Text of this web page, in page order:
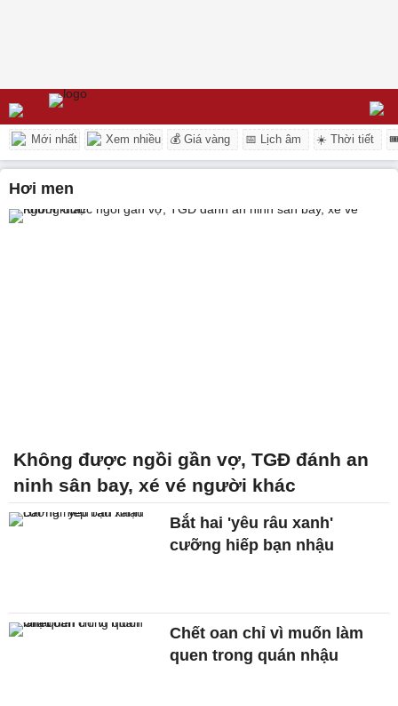
Mới nhất Xem nhiều 💰 Giá vàng 📅 Lịch âm ☀️ Thời tiết
hơi men
Không được ngồi gần vợ, TGĐ đánh an
ninh sân bay, xé vé người khác
Bắt hai 'yêu râu xanh'
cưỡng hiếp bạn nhậu
Chết oan chỉ vì muốn làm
quen trong quán nhậu